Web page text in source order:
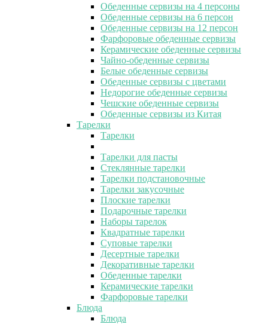
Обеденные сервизы на 4 персоны
Обеденные сервизы на 6 персон
Обеденные сервизы на 12 персон
Фарфоровые обеденные сервизы
Керамические обеденные сервизы
Чайно-обеденные сервизы
Белые обеденные сервизы
Обеденные сервизы с цветами
Недорогие обеденные сервизы
Чешские обеденные сервизы
Обеденные сервизы из Китая
Тарелки
Тарелки
Тарелки для пасты
Стеклянные тарелки
Тарелки подстановочные
Тарелки закусочные
Плоские тарелки
Подарочные тарелки
Наборы тарелок
Квадратные тарелки
Суповые тарелки
Десертные тарелки
Декоративные тарелки
Обеденные тарелки
Керамические тарелки
Фарфоровые тарелки
Блюда
Блюда